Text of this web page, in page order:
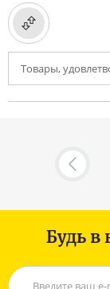
Товары,
Будь в